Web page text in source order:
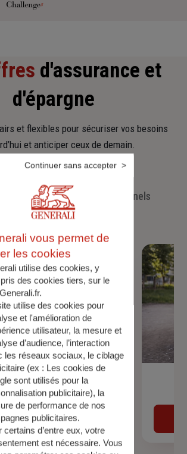
d'assurance et
d'épargne
et flexibles pour sécuriser vos besoins
et anticiper ceux de demain.
Pour les professionnels
Accidents de la Vie
Découvrir
vous permet de
les cookies
utilise des cookies, y
des cookies tiers, sur le
utilise des cookies pour
et l'amélioration de
utilisateur, la mesure et
d’audience, l’interaction
les réseaux sociaux, le ciblage
(ex : Les cookies de
sont utilisés pour la
publicitaire), la
de performance de nos
publicitaires.
certains d’entre eux, votre
est nécessaire. Vous
Continuer sans accepter